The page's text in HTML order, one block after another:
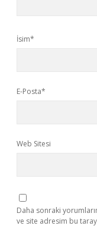
İsim*
E-Posta*
Web Sitesi
Daha sonraki
ve site adresim bu